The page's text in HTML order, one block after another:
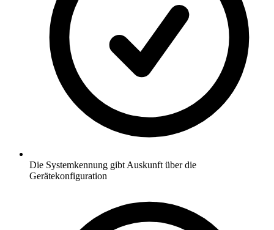
Die Systemkennung gibt Auskunft über die
Gerätekonfiguration